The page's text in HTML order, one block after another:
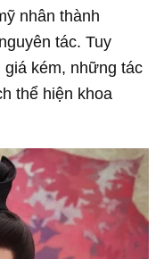
nhân thành
tác. Tuy
giá kém, những tác
thể hiện khoa